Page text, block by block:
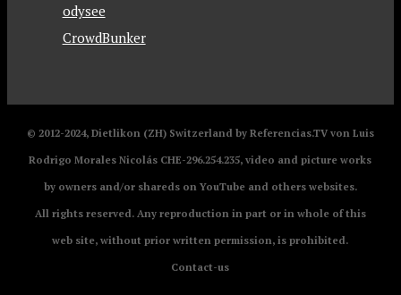
odysee
CrowdBunker
© 2012-2024, Dietlikon (ZH) Switzerland by Referencias.TV von Luis
Rodrigo Morales Nicolás CHE-296.254.235, video and picture works
by owners and/or shareds on YouTube and others websites.
All rights reserved. Any reproduction in part or in whole of this
web site, without prior written permission, is prohibited.
Contact-us